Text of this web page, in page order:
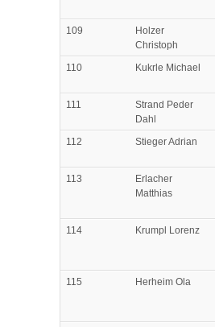
109
Holzer
Christoph
110 Kukrle Michael
111
Strand Peder
Dahl
112 Stieger Adrian
113
Erlacher
Matthias
114 Krumpl Lorenz
115 Herheim Ola